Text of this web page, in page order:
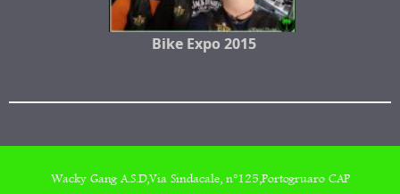
Bike Expo 2015
Wacky Gang A.S.D,Via Sindacale, n°125,Portogruaro CAP